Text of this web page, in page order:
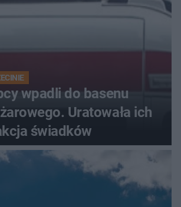
wpadli do basenu
Uratowała ich
świadków